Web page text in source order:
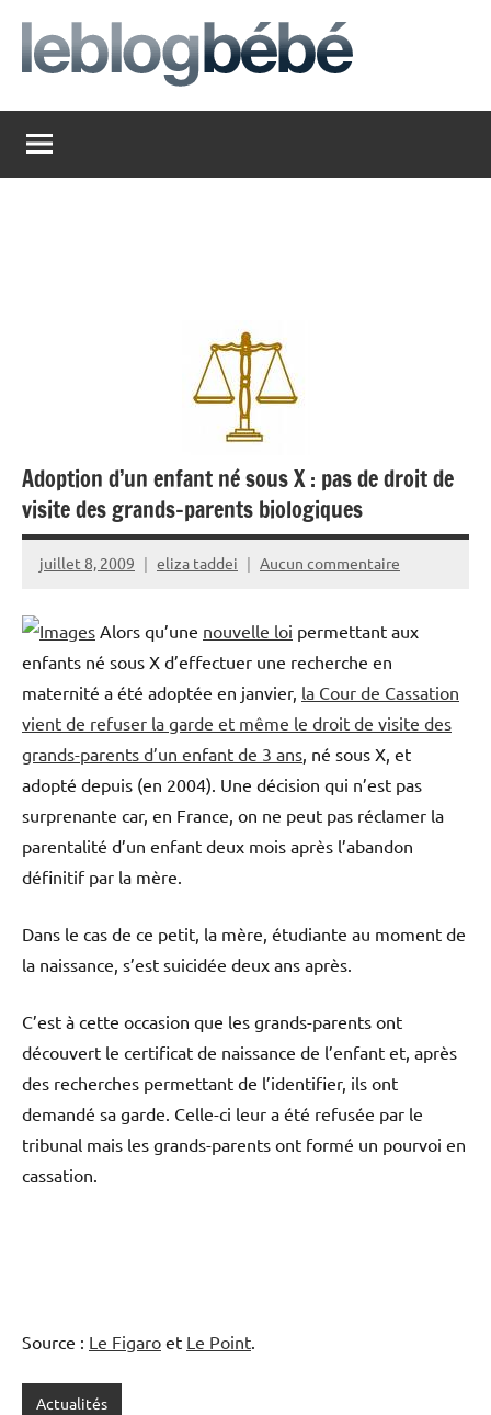
contenu
leblogbebe
The
Social
Adoption d’un enfant né sous X : pas de droit de
visite des grands-parents biologiques
juillet 8, 2009 eliza taddei Aucun commentaire
Alors qu’une nouvelle loi permettant aux
enfants né sous X d’effectuer une recherche en
maternité a été adoptée en janvier, la Cour de Cassation
vient de refuser la garde et même le droit de visite des
grands-parents d’un enfant de 3 ans , né sous X, et
adopté depuis (en 2004). Une décision qui n’est pas
surprenante car, en France, on ne peut pas réclamer la
parentalité d’un enfant deux mois après l’abandon
définitif par la mère.
Dans le cas de ce petit, la mère, étudiante au moment de
la naissance, s’est suicidée deux ans après.
C’est à cette occasion que les grands-parents ont
découvert le certificat de naissance de l’enfant et, après
des recherches permettant de l’identifier, ils ont
demandé sa garde. Celle-ci leur a été refusée par le
tribunal mais les grands-parents ont formé un pourvoi en
cassation.
Source : Le Figaro et Le Point
Actualités